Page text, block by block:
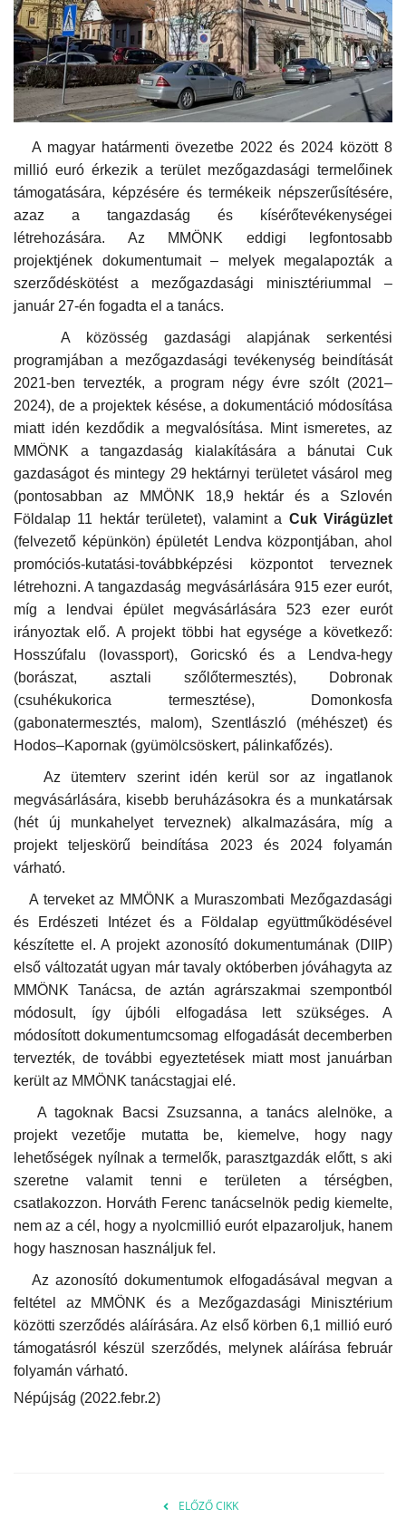
Kultúra
Történelem
Egészség
Gazdaság
Művészet
Sport
Sajtó
Rendezvény
Humor
Napló postája
Galéria
Újság Archívum
Emlékezzünk †
Nyelv
Magyar Deutsch English
A magyar határmenti övezetbe 2022 és 2024 között 8
millió euró érkezik a terület mezőgazdasági termelőinek
támogatására, képzésére és termékeik népszerűsítésére,
azaz a tangazdaság és kísérőtevékenységei
létrehozására. Az MMÖNK eddigi legfontosabb
projektjének dokumentumait – melyek megalapozták a
szerződéskötést a mezőgazdasági minisztériummal –
január 27-én fogadta el a tanács.
A közösség gazdasági alapjának serkentési
programjában a mezőgazdasági tevékenység beindítását
2021-ben tervezték, a program négy évre szólt (2021–
2024), de a projektek késése, a dokumentáció módosítása
miatt idén kezdődik a megvalósítása. Mint ismeretes, az
MMÖNK a tangazdaság kialakítására a bánutai Cuk
gazdaságot és mintegy 29 hektárnyi területet vásárol meg
(pontosabban az MMÖNK 18,9 hektár és a Szlovén
Földalap 11 hektár területet), valamint a Cuk Virágüzlet
(felvezető képünkön) épületét Lendva központjában, ahol
promóciós-kutatási-továbbképzési központot terveznek
létrehozni. A tangazdaság megvásárlására 915 ezer eurót,
míg a lendvai épület megvásárlására 523 ezer eurót
irányoztak elő. A projekt többi hat egysége a következő:
Hosszúfalu (lovassport), Goricskó és a Lendva-hegy
(borászat, asztali szőlőtermesztés), Dobronak
(csuhékukorica termesztése), Domonkosfa
(gabonatermesztés, malom), Szentlászló (méhészet) és
Hodos–Kapornak (gyümölcsöskert, pálinkafőzés).
Az ütemterv szerint idén kerül sor az ingatlanok
megvásárlására, kisebb beruházásokra és a munkatársak
(hét új munkahelyet terveznek) alkalmazására, míg a
projekt teljeskörű beindítása 2023 és 2024 folyamán
várható.
A terveket az MMÖNK a Muraszombati Mezőgazdasági
és Erdészeti Intézet és a Földalap együttműködésével
készítette el. A projekt azonosító dokumentumának (DIIP)
első változatát ugyan már tavaly októberben jóváhagyta az
MMÖNK Tanácsa, de aztán agrárszakmai szempontból
módosult, így újbóli elfogadása lett szükséges. A
módosított dokumentumcsomag elfogadását decemberben
tervezték, de további egyeztetések miatt most januárban
került az MMÖNK tanácstagjai elé.
A tagoknak Bacsi Zsuzsanna, a tanács alelnöke, a
projekt vezetője mutatta be, kiemelve, hogy nagy
lehetőségek nyílnak a termelők, parasztgazdák előtt, s aki
szeretne valamit tenni e területen a térségben,
csatlakozzon. Horváth Ferenc tanácselnök pedig kiemelte,
nem az a cél, hogy a nyolcmillió eurót elpazaroljuk, hanem
hogy hasznosan használjuk fel.
Az azonosító dokumentumok elfogadásával megvan a
feltétel az MMÖNK és a Mezőgazdasági Minisztérium
közötti szerződés aláírására. Az első körben 6,1 millió euró
támogatásról készül szerződés, melynek aláírása február
folyamán várható.
Népújság (2022.febr.2)
ELŐZŐ CIKK